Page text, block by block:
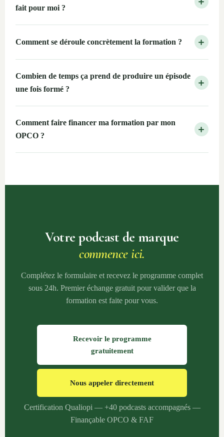
fait pour moi ?
Comment se déroule concrètement la formation ?
Combien de temps ça prend de produire un épisode
une fois formé ?
Comment faire financer ma formation par mon
OPCO ?
Votre podcast de marque
commence ici.
Complétez le formulaire et recevez le programme complet
sous 24h. Premier échange gratuit pour valider que la
formation est faite pour vous.
Recevoir le programme
gratuitement
Nous appeler directement
Certification Qualiopi — +40 podcasts accompagnés —
Finançable OPCO & FAF